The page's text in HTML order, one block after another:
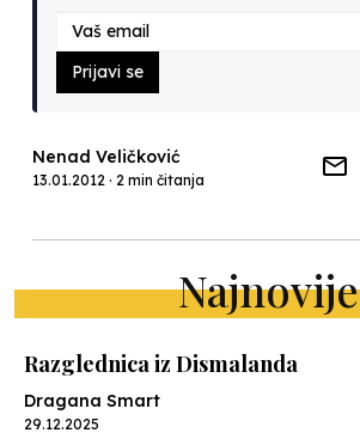
Prijavi se
Nenad Veličković
13.01.2012 · 2 min čitanja
Najnovije
Razglednica iz Dismalanda
Dragana Smart
29.12.2025